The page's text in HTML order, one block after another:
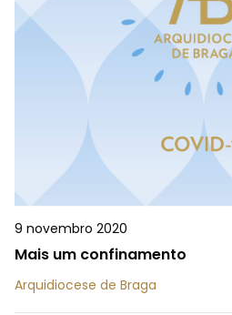
9 novembro 2020
Mais um confinamento
Arquidiocese de Braga